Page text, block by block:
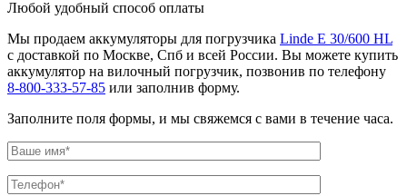
Любой удобный способ оплаты
Мы продаем аккумуляторы для погрузчика Linde E 30/600 HL
с доставкой по Москве, Спб и всей России. Вы можете купить
аккумулятор на вилочный погрузчик, позвонив по телефону
8-800-333-57-85 или заполнив форму.
Заполните поля формы, и мы свяжемся с вами в течение часа.